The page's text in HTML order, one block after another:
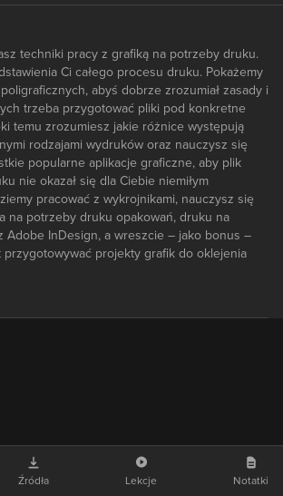
techniki pracy z grafiką na potrzeby druku.
Ci całego procesu druku. Pokażemy
poligraficznych, abyś dobrze zrozumiał zasady i
trzeba przygotować pliki pod konkretne
temu zrozumiesz jakie różnice występują
rodzajami wydruków oraz nauczysz się
popularne aplikacje graficzne, aby plik
nie okazał się dla Ciebie niemiłym
pracować z wykrojnikami, nauczysz się
na potrzeby druku opakowań, druku na
Adobe InDesign, a wreszcie – jako bonus –
przygotowywać projekty grafik do oklejenia
Źródła Lekcje Notatki